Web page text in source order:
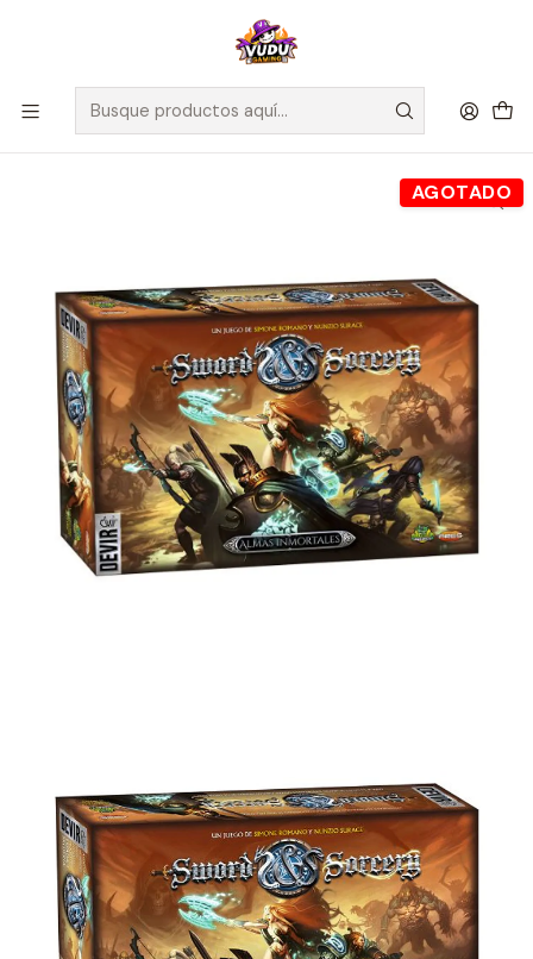
🚀 ¡Despachamos a todo Chile! Envío GRATIS a Regiones sobre
$100.000 y a RM sobre $35.000
Inicio Juegos de Mesa Editorial Devir
Sword and Sorcery - Español
AGOTADO